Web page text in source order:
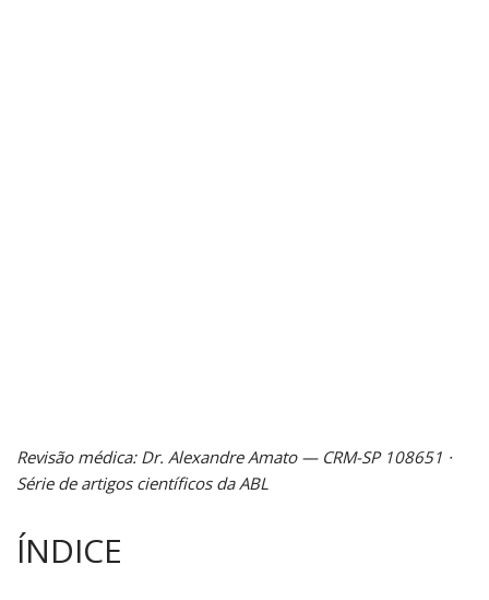
Revisão médica: Dr. Alexandre Amato — CRM-SP 108651 ·
Série de artigos científicos da ABL
ÍNDICE